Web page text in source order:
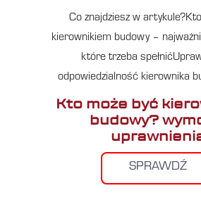
Co znajdziesz w
kierownikiem budowy –
które trzeba
odpowiedzialność kierownika
Kto może być
budowy?
SPRAWDŹ